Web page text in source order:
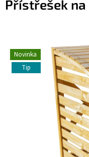
Přístřešek
Novinka
Tip